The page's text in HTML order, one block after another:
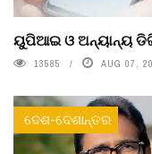
ୟୁପିଆଇ ଓ ଅନ୍ୟାନ୍ୟ
13585 AUG 07,
ଦେଶ-ଦେଶାନ୍ତର